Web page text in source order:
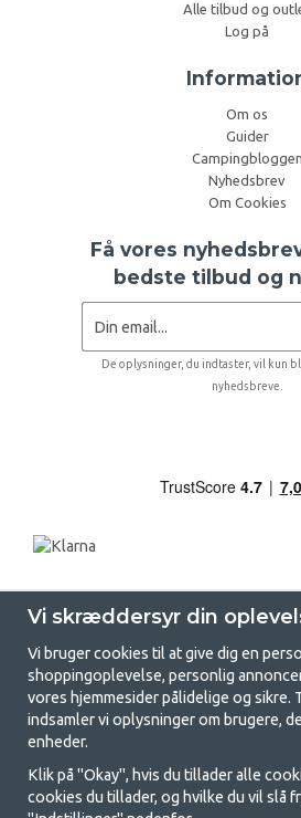
Alle tilbud og
Log på
Om os
Guider
Campingbloggen
Nyhedsbrev
Om Cookies
Få vores
bedste tilbud og
De oplysninger, du indtaster, vil kun
nyhedsbreve.
GetCamping.dk -
camping og
Camping kan enten være en livsstil eller en
Vi skræddersyr din
Vi bruger cookies til at give dig en
shoppingoplevelse, personlig
vores hjemmesider pålidelige og sikre.
indsamler vi oplysninger om brugere,
enheder.
Klik på "Okay", hvis du tillader alle
cookies du tillader, og hvilke du vil slå